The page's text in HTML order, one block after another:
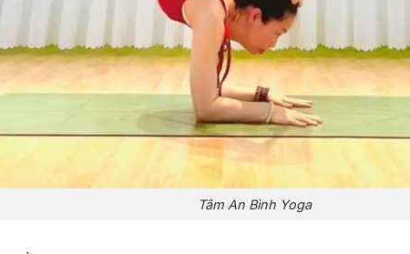
Tâm An Bình Yoga